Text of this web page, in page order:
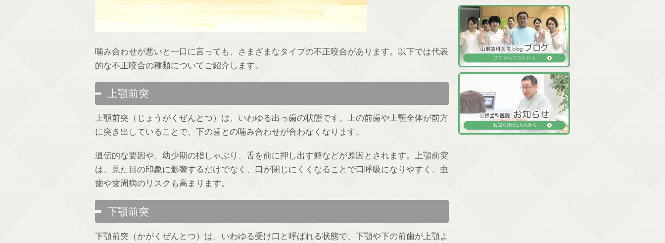
噛み合わせが悪いと一口に言っても、さまざまなタイプの不正咬合があります。以下では代表
的な不正咬合の種類についてご紹介します。
上顎前突
上顎前突（じょうがくぜんとつ）は、いわゆる出っ歯の状態です。上の前歯や上顎全体が前方
に突き出していることで、下の歯との噛み合わせが合わなくなります。
遺伝的な要因や、幼少期の指しゃぶり、舌を前に押し出す癖などが原因とされます。上顎前突
は、見た目の印象に影響するだけでなく、口が閉じにくくなることで口呼吸になりやすく、虫
歯や歯周病のリスクも高まります。
下顎前突
下顎前突（かがくぜんとつ）は、いわゆる受け口と呼ばれる状態で、下顎や下の前歯が上顎よ